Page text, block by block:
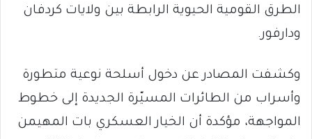
الطرق القومية الحيوية الرابطة بين ولايات كردفان
ودارفور.
وكشفت المصادر عن دخول أسلحة نوعية متطورة
وأسراب من الطائرات المسيّرة الجديدة إلى خطوط
المواجهة، مؤكدة أن الخيار العسكري بات المهيمن